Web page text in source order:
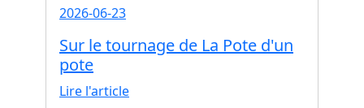
2026-06-23
Sur le tournage de La Pote d'un
pote
Lire l'article